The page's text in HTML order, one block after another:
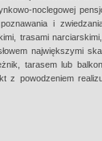
noclegowej
i
trasami
największymi
tarasem lub
z powodzeniem